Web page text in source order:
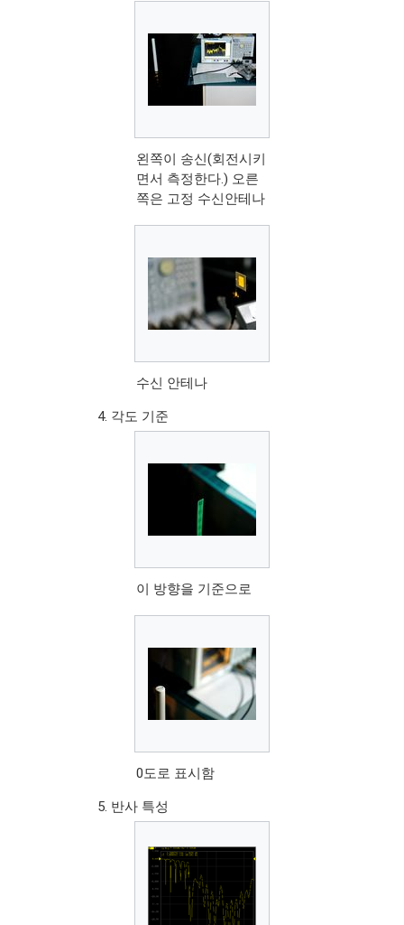
왼쪽이 송신(회전시키
면서 측정한다.) 오른
쪽은 고정 수신안테나
수신 안테나
각도 기준
이 방향을 기준으로
0도로 표시함
반사 특성